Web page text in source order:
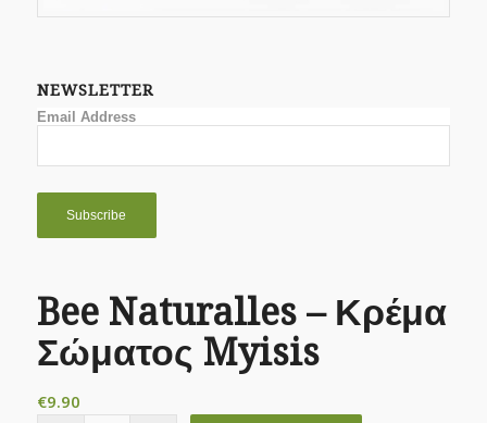
NEWSLETTER
Email Address
Bee Naturalles – Κρέμα
Σώματος Myisis
€9.90